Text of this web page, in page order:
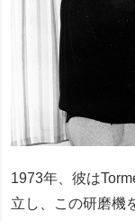
1973年、彼は
立し、この研磨機